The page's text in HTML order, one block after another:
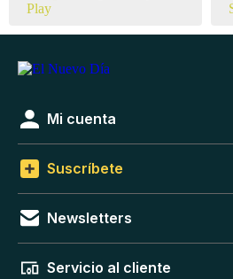
Mi cuenta
Suscríbete
Newsletters
Servicio al cliente